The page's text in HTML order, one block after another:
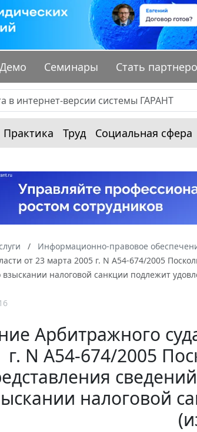
Демо Семинары Стать
Практика Труд Социальная сфера
Информационно-правовое
от 23 марта 2005 г. N А54-674/2005
взыскании налоговой санкции подлежит
Арбитражного
г. N А54-674/2005
налоговой